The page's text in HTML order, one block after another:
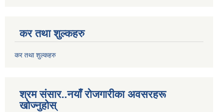
कर तथा शुल्कहरु
कर तथा शुल्कहरु
श्रम संसार..नयाँ रोजगारीका अवसरहरू
खोज्नुहोस्